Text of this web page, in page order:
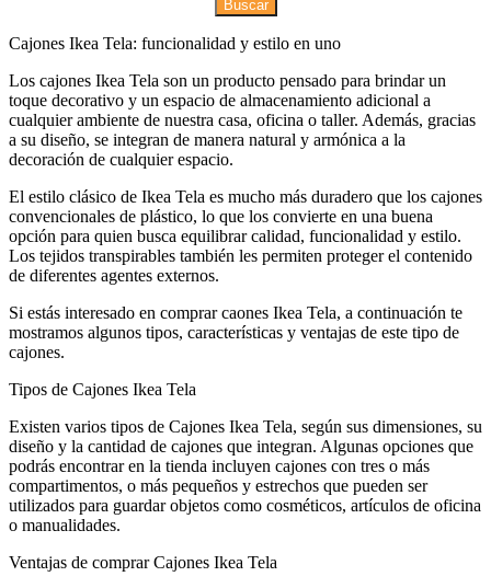
Buscar
Cajones Ikea Tela: funcionalidad y estilo en uno
Los cajones Ikea Tela son un producto pensado para brindar un
toque decorativo y un espacio de almacenamiento adicional a
cualquier ambiente de nuestra casa, oficina o taller. Además, gracias
a su diseño, se integran de manera natural y armónica a la
decoración de cualquier espacio.
El estilo clásico de Ikea Tela es mucho más duradero que los cajones
convencionales de plástico, lo que los convierte en una buena
opción para quien busca equilibrar calidad, funcionalidad y estilo.
Los tejidos transpirables también les permiten proteger el contenido
de diferentes agentes externos.
Si estás interesado en comprar caones Ikea Tela, a continuación te
mostramos algunos tipos, características y ventajas de este tipo de
cajones.
Tipos de Cajones Ikea Tela
Existen varios tipos de Cajones Ikea Tela, según sus dimensiones, su
diseño y la cantidad de cajones que integran. Algunas opciones que
podrás encontrar en la tienda incluyen cajones con tres o más
compartimentos, o más pequeños y estrechos que pueden ser
utilizados para guardar objetos como cosméticos, artículos de oficina
o manualidades.
Ventajas de comprar Cajones Ikea Tela